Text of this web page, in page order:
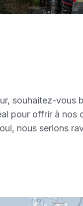
souhaitez-vous
pour offrir à nos
nous serions